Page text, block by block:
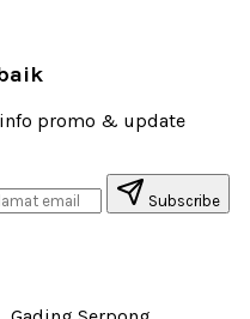
promo & update
Subscribe